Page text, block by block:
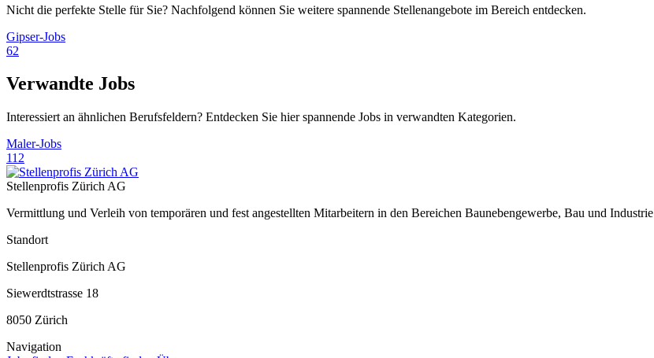
Nicht die perfekte Stelle für Sie? Nachfolgend können Sie weitere spannende Stellenangebote im Bereich entdecken.
Gipser-Jobs
62
Verwandte Jobs
Interessiert an ähnlichen Berufsfeldern? Entdecken Sie hier spannende Jobs in verwandten Kategorien.
Maler-Jobs
112
Stellenprofis Zürich AG
Vermittlung und Verleih von temporären und fest angestellten Mitarbeitern in den Bereichen Baunebengewerbe, Bau und Industrie
Standort
Stellenprofis Zürich AG
Siewerdtstrasse 18
8050 Zürich
Navigation